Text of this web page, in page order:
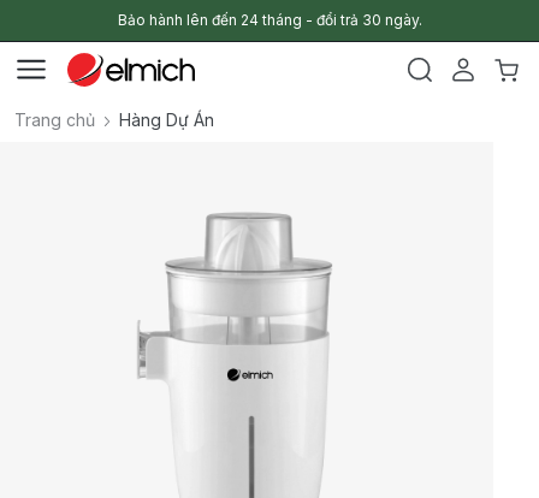
Bảo hành lên đến 24 tháng - đổi trả 30 ngày.
Trang chủ Hàng Dự Án